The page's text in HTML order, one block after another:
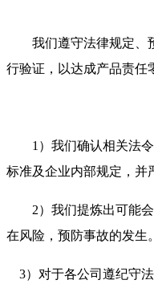
我们遵守法律规定、
行验证，以达成产品责任
1 ）我们确认相关法
标准及企业内部规定，并
2）我们提炼出可能
在风险，预防事故的发生。
3）对于各公司遵纪守